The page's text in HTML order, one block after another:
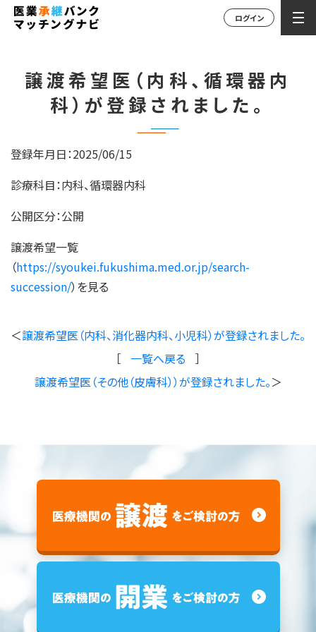
ログイン
譲渡希望医（内科、循環器内
科）が登録されました。
登録年月日：2025/06/15
診療科目：内科、循環器内科
公開区分：公開
譲渡希望一覧
（https://syoukei.fukushima.med.or.jp/search-
succession/）を見る
＜譲渡希望医（内科、消化器内科、小児科）が登録されました。
［
一覧へ戻る
］
譲渡希望医（その他（皮膚科））が登録されました。＞